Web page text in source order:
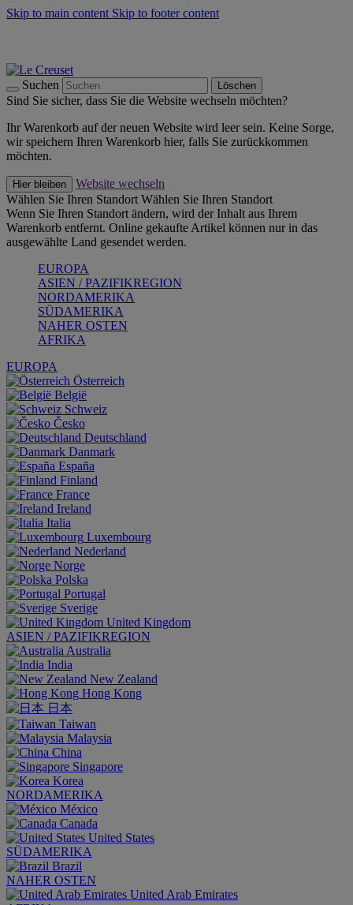
Skip to main content Skip to footer content
Suchen Löschen
Sind Sie sicher, dass Sie die Website wechseln möchten?
Ihr Warenkorb auf der neuen Website wird leer sein. Keine Sorge,
wir speichern Ihren Warenkorb hier, falls Sie zurückkommen
möchten.
Hier bleiben
Website wechseln
Wählen Sie Ihren Standort Wählen Sie Ihren Standort
Wenn Sie Ihren Standort ändern, wird der Inhalt aus Ihrem
Warenkorb entfernt. Online gekaufte Artikel können nur in das
ausgewählte Land gesendet werden.
EUROPA
ASIEN / PAZIFIKREGION
NORDAMERIKA
SÜDAMERIKA
NAHER OSTEN
AFRIKA
EUROPA
Österreich
België
Schweiz
Česko
Deutschland
Danmark
España
Finland
France
Ireland
Italia
Luxembourg
Nederland
Norge
Polska
Portugal
Sverige
United Kingdom
ASIEN / PAZIFIKREGION
Australia
India
New Zealand
Hong Kong
日本
Taiwan
Malaysia
China
Singapore
Korea
NORDAMERIKA
México
Canada
United States
SÜDAMERIKA
Brazil
NAHER OSTEN
United Arab Emirates